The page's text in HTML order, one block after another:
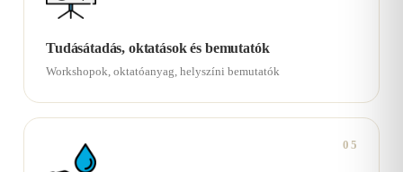
Tudásátadás, oktatások és bemutatók
Workshopok, oktatóanyag, helyszíni bemutatók
05